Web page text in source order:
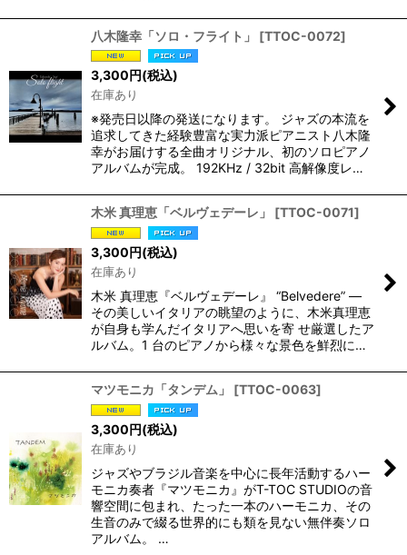
八木隆幸「ソロ・フライト」 [TTOC-0072]
3,300円(税込)
在庫あり
※発売日以降の発送になります。 ジャズの本流を
追求してきた経験豊富な実力派ピアニスト八木隆
幸がお届けする全曲オリジナル、初のソロピアノ
アルバムが完成。 192KHz / 32bit 高解像度レ…
木米 真理恵「ベルヴェデーレ」 [TTOC-0071]
3,300円(税込)
在庫あり
木米 真理恵『ベルヴェデーレ』 “Belvedere” ―
その美しいイタリアの眺望のように、木米真理恵
が自身も学んだイタリアへ思いを寄 せ厳選したア
ルバム。1 台のピアノから様々な景色を鮮烈に…
マツモニカ「タンデム」 [TTOC-0063]
3,300円(税込)
在庫あり
ジャズやブラジル音楽を中心に長年活動するハー
モニカ奏者『マツモニカ』がT-TOC STUDIOの音
響空間に包まれ、たった一本のハーモニカ、その
生音のみで綴る世界的にも類を見ない無伴奏ソロ
アルバム。 …